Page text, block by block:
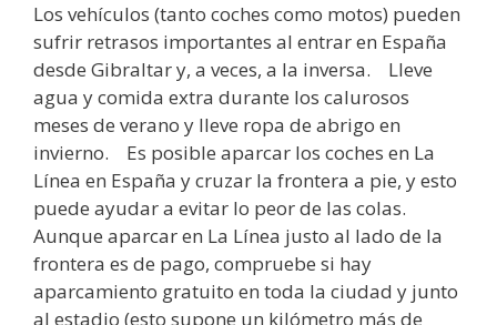
Los vehículos (tanto coches como motos) pueden
sufrir retrasos importantes al entrar en España
desde Gibraltar y, a veces, a la inversa. Lleve
agua y comida extra durante los calurosos
meses de verano y lleve ropa de abrigo en
invierno. Es posible aparcar los coches en La
Línea en España y cruzar la frontera a pie, y esto
puede ayudar a evitar lo peor de las colas.
Aunque aparcar en La Línea justo al lado de la
frontera es de pago, compruebe si hay
aparcamiento gratuito en toda la ciudad y junto
al estadio (esto supone un kilómetro más de